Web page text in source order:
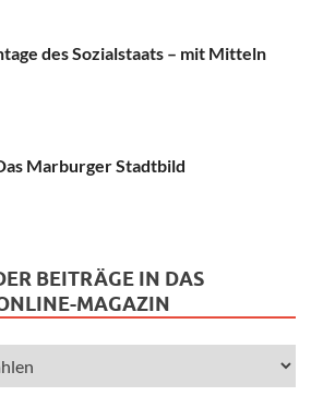
des Sozialstaats – mit Mitteln
Marburger Stadtbild
BEITRÄGE IN DAS
MAGAZIN